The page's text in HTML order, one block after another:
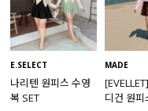
E.SELECT
나리텐 원피스 수영
복 SET
MADE
디건 원피